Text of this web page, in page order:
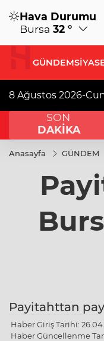
Hava Durumu
Bursa 32 °
GÜNDEM
8 Ağustos 2026-
SON
DAKİKA
Anasayfa GÜNDEM
Payitahttan
Haber Giriş Tarihi:
Haber Güncellenme